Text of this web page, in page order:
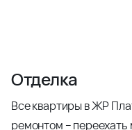
Отделка
Все квартиры в ЖР
ремонтом –